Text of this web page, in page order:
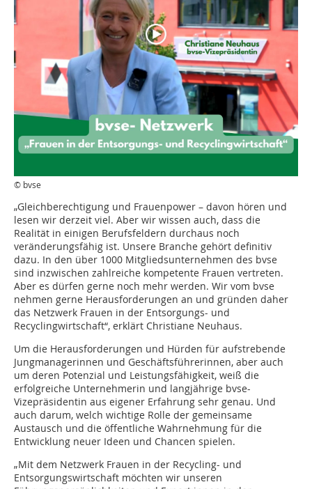
© bvse
„Gleichberechtigung und Frauenpower – davon hören und
lesen wir derzeit viel. Aber wir wissen auch, dass die
Realität in einigen Berufsfeldern durchaus noch
veränderungsfähig ist. Unsere Branche gehört definitiv
dazu. In den über 1000 Mitgliedsunternehmen des bvse
sind inzwischen zahlreiche kompetente Frauen vertreten.
Aber es dürfen gerne noch mehr werden. Wir vom bvse
nehmen gerne Herausforderungen an und gründen daher
das Netzwerk Frauen in der Entsorgungs- und
Recyclingwirtschaft“, erklärt Christiane Neuhaus.
Um die Herausforderungen und Hürden für aufstrebende
Jungmanagerinnen und Geschäftsführerinnen, aber auch
um deren Potenzial und Leistungsfähigkeit, weiß die
erfolgreiche Unternehmerin und langjährige bvse-
Vizepräsidentin aus eigener Erfahrung sehr genau. Und
auch darum, welch wichtige Rolle der gemeinsame
Austausch und die öffentliche Wahrnehmung für die
Entwicklung neuer Ideen und Chancen spielen.
„Mit dem Netzwerk Frauen in der Recycling- und
Entsorgungswirtschaft möchten wir unseren